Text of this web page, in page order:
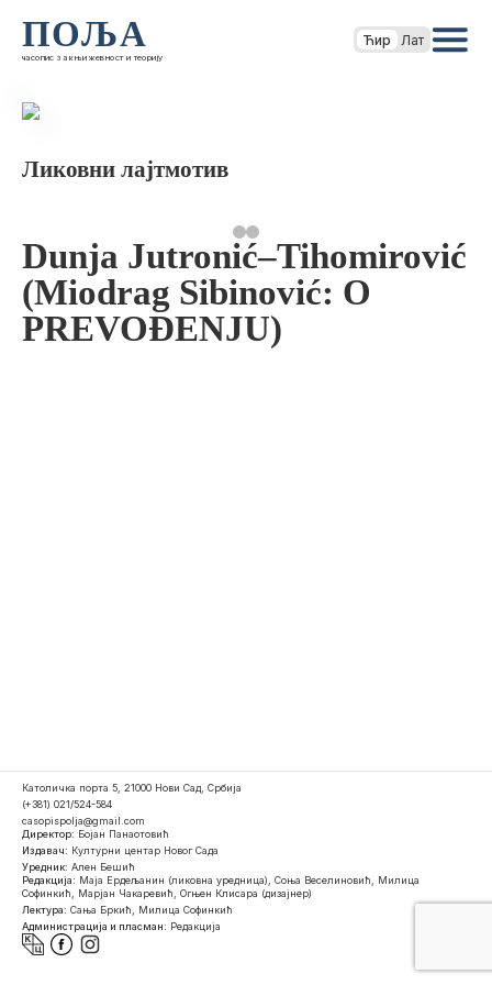
ПОЉА
часопис за књижевност и теорију
Ћир Лат
Ликовни лајтмотив
Dunja Jutronić–Tihomirović
(Miodrag Sibinović: O
PREVOĐENJU)
Католичка порта 5, 21000 Нови Сад, Србија
(+381) 021/524-584
casopispolja@gmail.com
Директор: Бојан Панаотовић
Издавач: Културни центар Новог Сада
Уредник: Ален Бешић
Редакција: Маја Ердељанин (ликовна уредница), Соња Веселиновић, Милица
Софинкић, Марјан Чакаревић, Огњен Клисара (дизајнер)
Лектура: Сања Бркић, Милица Софинкић
Администрација и пласман: Редакција